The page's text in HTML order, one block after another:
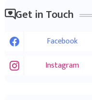
Get in Touch
Facebook
Instagram